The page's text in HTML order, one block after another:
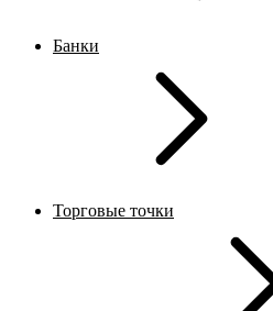
Банки
Торговые точки